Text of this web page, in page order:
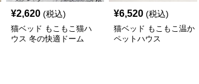
¥2,620 (税込)
猫ベッド もこもこ猫ハ
ウス 冬の快適ドーム
¥6,520 (税込)
猫ベッド もこもこ温か
ペットハウス